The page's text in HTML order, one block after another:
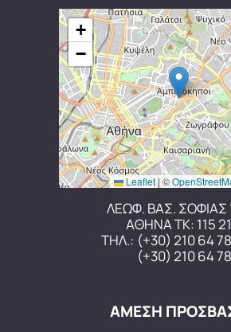
+
−
Leaflet|©
ΛΕΩΦ. ΒΑΣ. ΣΟΦΙΑΣ
ΑΘΗΝΑ ΤΚ: 115 21
ΤΗΛ.: (+30) 210 64
(+30) 210 64
ΑΜΕΣΗ